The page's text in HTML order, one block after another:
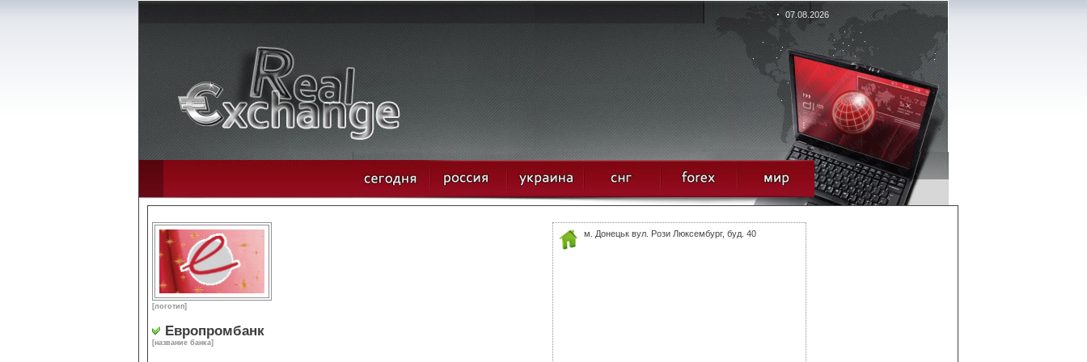
07.08.2026
[логотип]
Европромбанк
[название банка]
м. Донецьк вул. Рози Люксембург, буд. 40